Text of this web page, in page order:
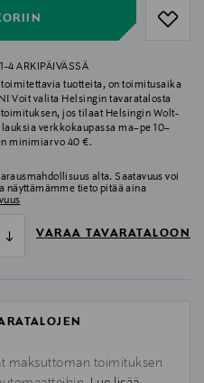
4 ARKIPÄIVÄSSÄ
tuotteita, on toimitusaika
Voit valita Helsingin tavaratalosta
jos tilaat Helsingin Wolt-
verkkokaupassa ma–pe 10–
minimiarvo 40 €.
alta. Saatavuus voi
näyttämämme tieto pitää aina
VARAA TAVARATALOON
maksuttoman toimituksen